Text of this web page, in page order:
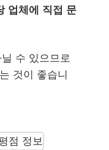
업체에 직접 문
수 있으므로
것이 좋습니